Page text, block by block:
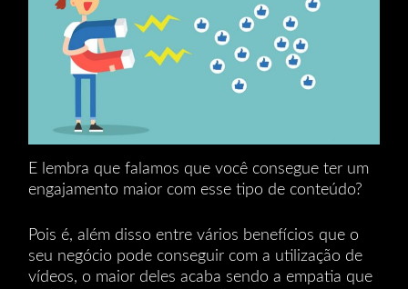
E lembra que falamos que você consegue ter um
engajamento maior com esse tipo de conteúdo?
Pois é, além disso entre vários benefícios que o
seu negócio pode conseguir com a utilização de
vídeos, o maior deles acaba sendo a empatia que